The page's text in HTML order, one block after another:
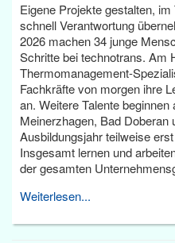
Eigene Projekte gestalten,
schnell Verantwortung
2026 machen 34 junge
Schritte bei technotrans. Am
Thermomanagement-
Fachkräfte von morgen ihre
an. Weitere Talente beginnen
Meinerzhagen, Bad Doberan
Ausbildungsjahr teilweise
Insgesamt lernen und
der gesamten
Weiterlesen...